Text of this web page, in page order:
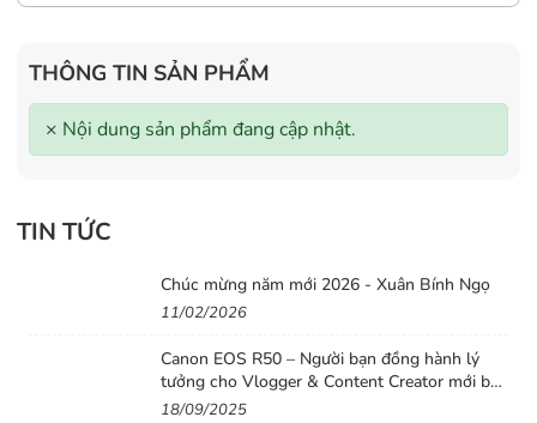
THÔNG TIN SẢN PHẨM
× Nội dung sản phẩm đang cập nhật.
TIN TỨC
Chúc mừng năm mới 2026 - Xuân Bính Ngọ
11/02/2026
Canon EOS R50 – Người bạn đồng hành lý
tưởng cho Vlogger & Content Creator mới bắt
đầu
18/09/2025